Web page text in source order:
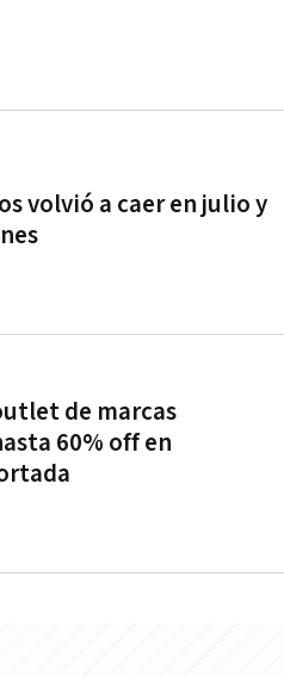
volvió a caer en julio y
de marcas
60% off en